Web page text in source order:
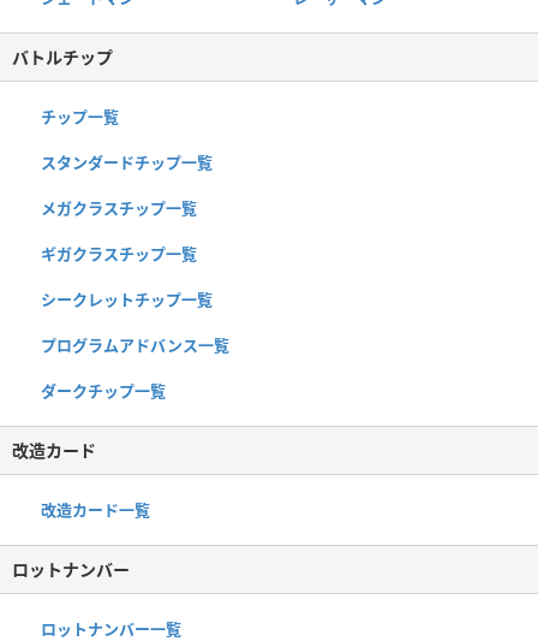
バトルチップ
チップ一覧
スタンダードチップ一覧
メガクラスチップ一覧
ギガクラスチップ一覧
シークレットチップ一覧
プログラムアドバンス一覧
ダークチップ一覧
改造カード
改造カード一覧
ロットナンバー
ロットナンバー一覧